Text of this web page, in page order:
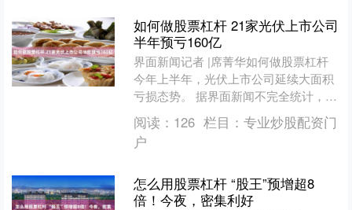
如何做股票杠杆 21家光伏上市公司
半年预亏160亿
界面新闻记者 |席菁华如何做股票杠杆
今年上半年，光伏上市公司延续大面积
亏损态势。 据界面新闻不完全统计，截
至7月21日，已有21家光伏上市公司披
露半年度业绩预....
阅读： 126 栏目： 专业炒股配资门
户
怎么用股票杠杆 “股王”预增超8
倍！今夜，密集利好